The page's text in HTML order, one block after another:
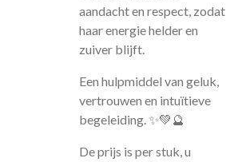
aandacht en respect, zodat
haar energie helder en
zuiver blijft.
Een hulpmiddel van geluk,
vertrouwen en intuïtieve
begeleiding. ✨💚🔮
De prijs is per stuk, u